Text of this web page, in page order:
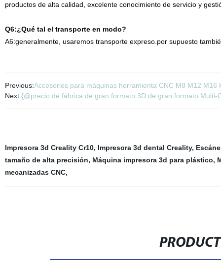
productos de alta calidad, excelente conocimiento de servicio y
Q6:¿Qué tal el transporte en modo?
A6:generalmente, usaremos transporte expreso.por supuesto
Previous:Accesorios para máquinas herramienta CNC M8 M12
Next:{@precio de fábrica de gran formato 3D de gran formato
Impresora 3d Creality Cr10, Impresora 3d dental Creality,
tamaño de alta precisión, Máquina impresora 3d para plástico,
mecanizadas CNC,